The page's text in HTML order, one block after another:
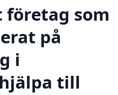
företag som
på
i
till